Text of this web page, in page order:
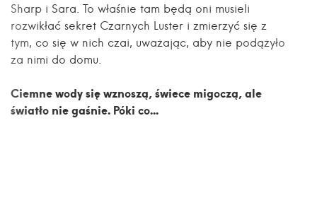
Sharp i Sara. To właśnie tam będą oni musieli
rozwikłać sekret Czarnych Luster i zmierzyć się z
tym, co się w nich czai, uważając, aby nie podążyło
za nimi do domu.
Ciemne wody się wznoszą, świece migoczą, ale
światło nie gaśnie. Póki co...